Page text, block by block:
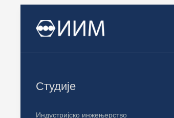
Студије
Индустријско инжењерство